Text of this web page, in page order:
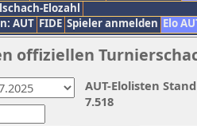
Elozahl
AUT FIDE Spieler anmelden Elo
offiziellen
AUT-Elolisten
7.518